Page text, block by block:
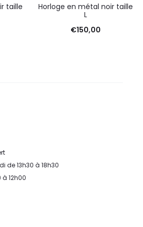
taille
Horloge en métal noir taille
L
€150,00
de 13h30 à 18h30
12h00